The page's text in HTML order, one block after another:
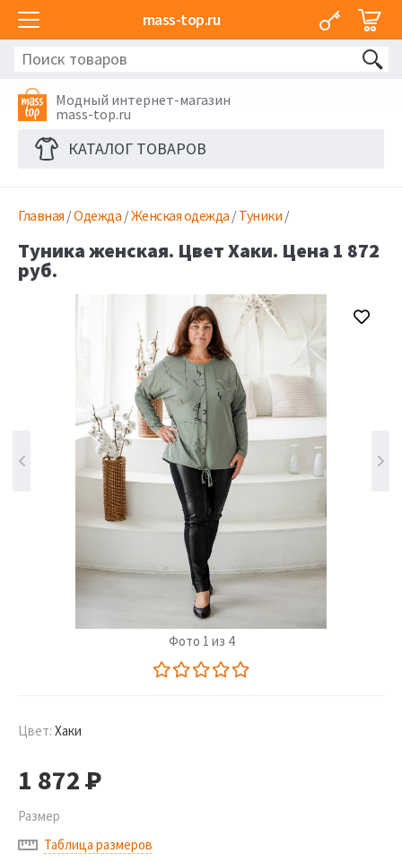
mass-top.ru
Модный интернет-магазин
mass-top.ru
КАТАЛОГ ТОВАРОВ
Главная /Одежда /Женская одежда /Туники /
Туника женская. Цвет Хаки. Цена 1 872
руб.
Фото 1 из 4
Цвет: Хаки
1 872Р
Размер
Таблица размеров